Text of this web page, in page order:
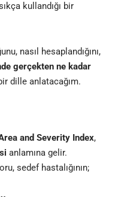
kullandığı bir
nasıl hesaplandığını,
gerçekten ne kadar
dille anlatacağım.
and Severity Index,
anlamına gelir.
sedef hastalığının;